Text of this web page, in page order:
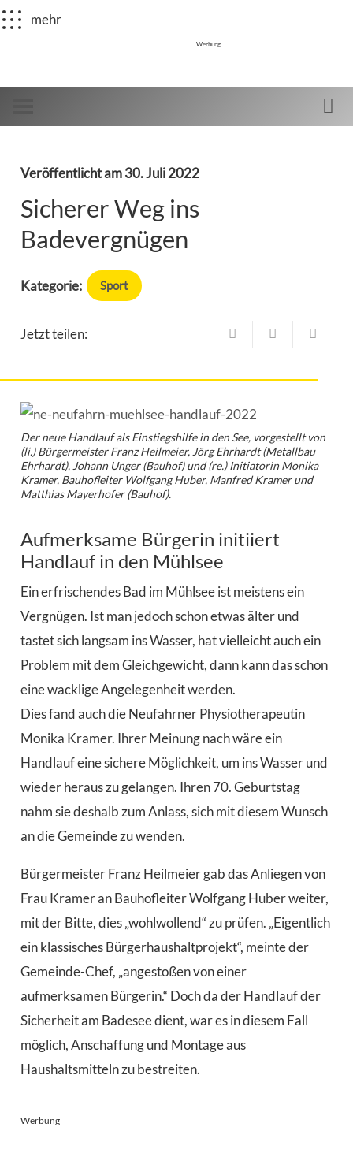
mehr
Werbung
Veröffentlicht am30. Juli 2022
Sicherer Weg ins
Badevergnügen
Kategorie: Sport
Jetzt teilen:
Der neue Handlauf als Einstiegshilfe in den See, vorgestellt von
(li.) Bürgermeister Franz Heilmeier, Jörg Ehrhardt (Metallbau
Ehrhardt), Johann Unger (Bauhof) und (re.) Initiatorin Monika
Kramer, Bauhofleiter Wolfgang Huber, Manfred Kramer und
Matthias Mayerhofer (Bauhof).
Aufmerksame Bürgerin initiiert
Handlauf in den Mühlsee
Ein erfrischendes Bad im Mühlsee ist meistens ein
Vergnügen. Ist man jedoch schon etwas älter und
tastet sich langsam ins Wasser, hat vielleicht auch ein
Problem mit dem Gleichgewicht, dann kann das schon
eine wacklige Angelegenheit werden.
Dies fand auch die Neufahrner Physiotherapeutin
Monika Kramer. Ihrer Meinung nach wäre ein
Handlauf eine sichere Möglichkeit, um ins Wasser und
wieder heraus zu gelangen. Ihren 70. Geburtstag
nahm sie deshalb zum Anlass, sich mit diesem Wunsch
an die Gemeinde zu wenden.
Bürgermeister Franz Heilmeier gab das Anliegen von
Frau Kramer an Bauhofleiter Wolfgang Huber weiter,
mit der Bitte, dies „wohlwollend“ zu prüfen. „Eigentlich
ein klassisches Bürgerhaushaltprojekt“, meinte der
Gemeinde-Chef, „angestoßen von einer
aufmerksamen Bürgerin.“ Doch da der Handlauf der
Sicherheit am Badesee dient, war es in diesem Fall
möglich, Anschaffung und Montage aus
Haushaltsmitteln zu bestreiten.
Werbung